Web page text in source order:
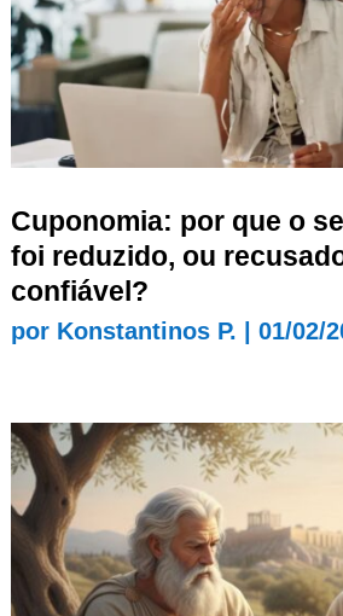
Cuponomia: por que o
foi reduzido, ou
confiável?
por Konstantinos P. 01/02/